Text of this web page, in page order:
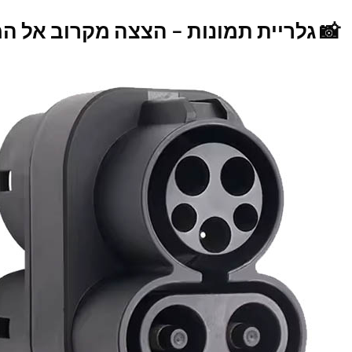
📸 גלריית תמונות – הצצה מקרוב אל